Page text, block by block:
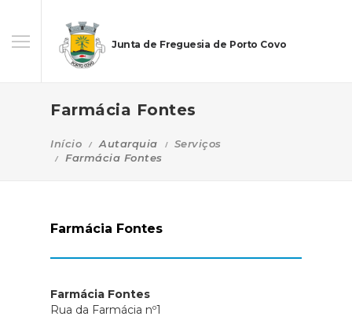
Junta de Freguesia de Porto Covo
Farmácia Fontes
Início Autarquia
Serviços
Farmácia Fontes
Farmácia Fontes
Farmácia Fontes
Rua da Farmácia nº1